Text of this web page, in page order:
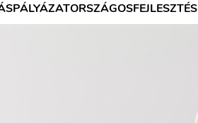
PÁLYÁZATORSZÁGOSFEJLESZTÉS